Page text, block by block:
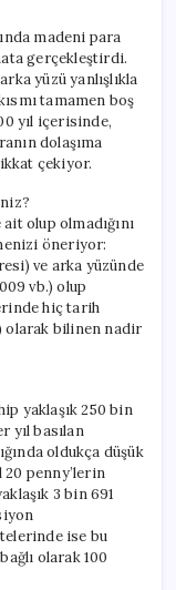
madeni para
gerçekleştirdi.
yüzü yanlışlıkla
tamamen boş
yıl içerisinde,
dolaşıma
çekiyor.
olup olmadığını
öneriyor:
ve arka yüzünde
vb.) olup
hiç tarih
olarak bilinen nadir
yaklaşık 250 bin
yıl basılan
oldukça düşük
penny’lerin
3 bin 691
ise bu
olarak 100